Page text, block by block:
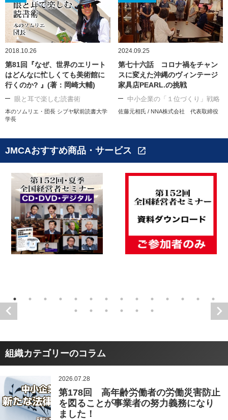
2018.10.26
第81回『なぜ、世界のエリート
はどんなに忙しくても美術館に
行くのか? 』(著：岡崎大輔)
眼と耳で楽しむ読書術
本のソムリエ・団長 シブヤ駅前読書大学
学長
2024.09.25
第七十六話 コロナ禍をチャン
スに変えた沖縄のヴィンテージ
家具店PEARL.の挑戦
中小企業の「１位づくり」戦略
佐藤元相氏 / NNA株式会社 代表取締役
JMCAおすすめ商品・サービス open_in_new
組織カテゴリーのコラム
2026.07.28
第178回 高年齢労働者の労働災害防止
を図ることが事業者の努力義務になり
ました！